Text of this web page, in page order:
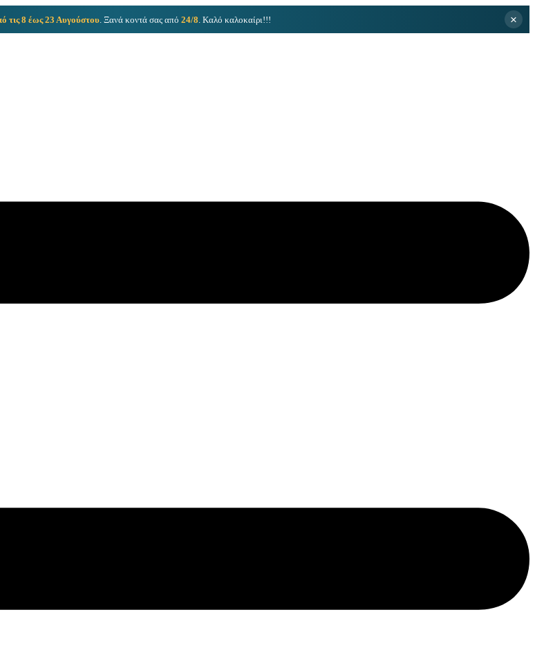
τις 8 έως 23 Αυγούστου. Ξανά κοντά σας από 24/8 . Καλό καλοκαίρι!!! ×